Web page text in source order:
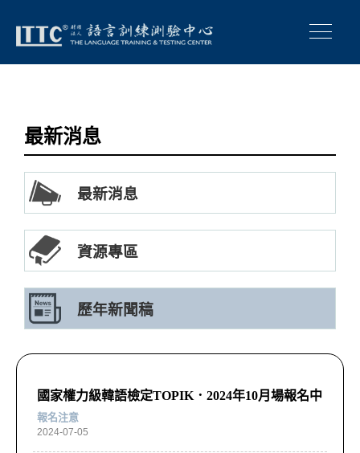
最新消息
最新消息
資源專區
歷年新聞稿
國家權力級韓語檢定TOPIK．2024年10月場報名中
報名注意
2024-07-05